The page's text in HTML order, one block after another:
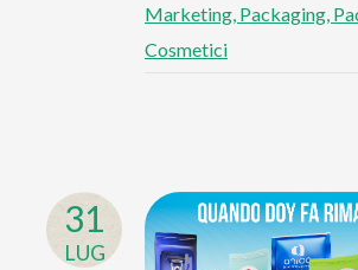
Marketing Packaging
Cosmetici
31
LUG